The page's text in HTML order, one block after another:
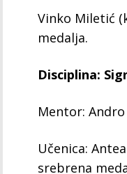
Vinko Miletić
medalja.
Disciplina:
Mentor: Andro
Učenica:
srebrena